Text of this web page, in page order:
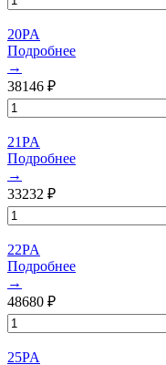
20PA
Подробнее
→
38146 ₽
21PA
Подробнее
→
33232 ₽
22PA
Подробнее
→
48680 ₽
25PA